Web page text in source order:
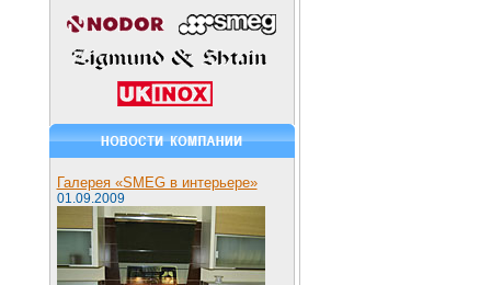
Галерея «SMEG в интерьере»
01.09.2009